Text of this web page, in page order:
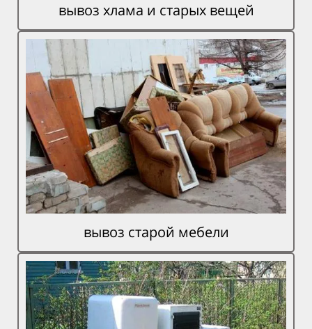
вывоз хлама и старых вещей
вывоз старой мебели